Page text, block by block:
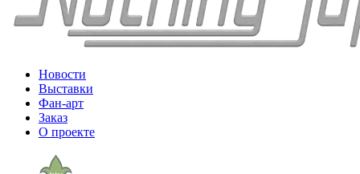
Новости
Выставки
Фан-арт
Заказ
О проекте